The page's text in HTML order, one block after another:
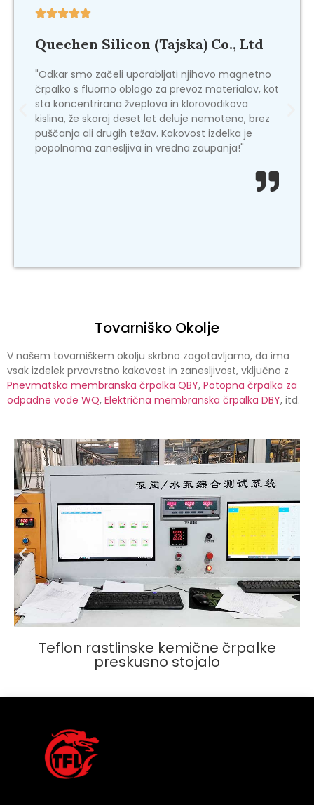

Quechen Silicon (Tajska) Co., Ltd
"Odkar smo začeli uporabljati njihovo magnetno
črpalko s fluorno oblogo za prevoz materialov, kot
sta koncentrirana žveplova in klorovodikova
kislina, že skoraj deset let deluje nemoteno, brez
puščanja ali drugih težav. Kakovost izdelka je
popolnoma zanesljiva in vredna zaupanja!"
Tovarniško Okolje
V našem tovarniškem okolju skrbno zagotavljamo, da ima
vsak izdelek prvovrstno kakovost in zanesljivost, vključno z
Pnevmatska membranska črpalka QBY, Potopna črpalka za
odpadne vode WQ, Električna membranska črpalka DBY, itd.
Teflon rastlinske kemične črpalke
preskusno stojalo